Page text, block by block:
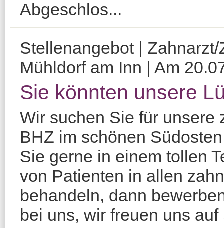
Abgeschlos...
Stellenangebot |
Mühldorf am Inn | Am
Sie könnten unsere
Wir suchen Sie für unsere
BHZ im schönen
Sie gerne in einem tollen
von Patienten in allen
behandeln, dann
bei uns, wir freuen uns auf